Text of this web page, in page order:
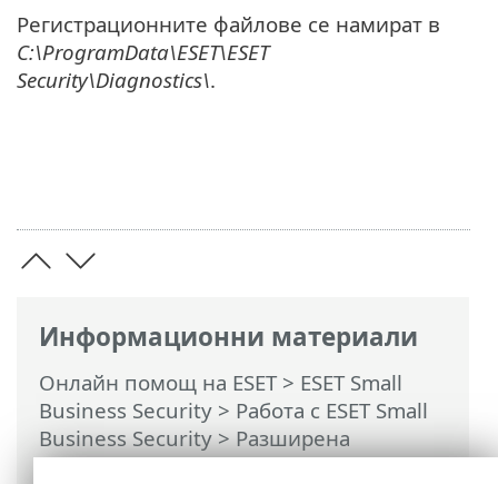
Информационни материали
Онлайн помощ на ESET> ESET Small
Business Security > Работа с ESET Small
Business Security>Разширена
настройка> Издирване и отстраняване
Регистрационните файлове се намират в
C:\ProgramData\ESET\ESET
Security\Diagnostics\.